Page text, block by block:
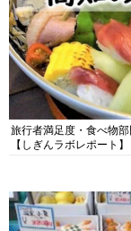
旅行者満足度・食べ物
【しぎんラボレポート】